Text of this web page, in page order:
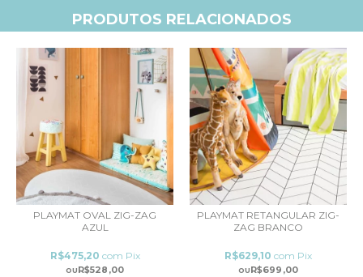
PRODUTOS RELACIONADOS
PLAYMAT OVAL ZIG-ZAG
AZUL
R$528,00
R$475,20 com Pix
PLAYMAT RETANGULAR ZIG-
ZAG BRANCO
R$699,00
R$629,10 com Pix